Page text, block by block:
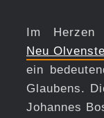
Im Herzen
Neu
ein
Glaubens.
Johannes